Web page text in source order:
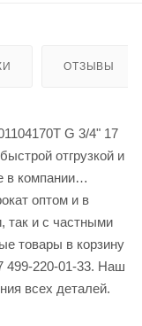
ОТЗЫВЫ
G 3/4" 17
отгрузкой и
в компании
оптом и в
так и с частными
товары в корзину
499-220-01-33. Наш
всех деталей.